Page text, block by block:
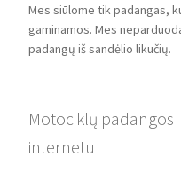
Mes siūlome tik padangas,
gaminamos. Mes
padangų iš sandėlio likučių.
Motociklų padangos
internetu